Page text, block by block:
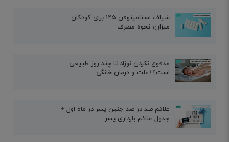
شیاف استامینوفن ۱۲۵ برای کودکان |
میزان، نحوه مصرف
مدفوع نکردن نوزاد تا چند روز طبیعی
است؟+علت و درمان خانگی
علائم صد در صد جنین پسر در ماه اول +
جدول علائم بارداری پسر